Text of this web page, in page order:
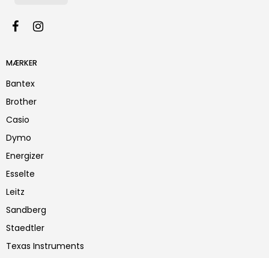
MÆRKER
Bantex
Brother
Casio
Dymo
Energizer
Esselte
Leitz
Sandberg
Staedtler
Texas Instruments